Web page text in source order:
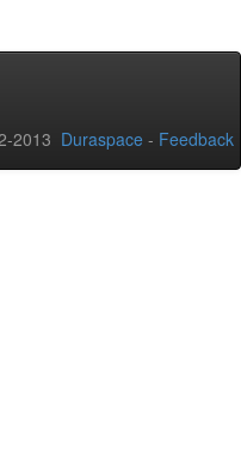
2013 Duraspace - Feedback